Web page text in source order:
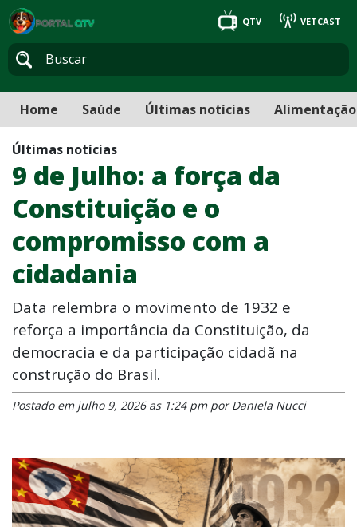
QTV VETCAST
Home Saúde Últimas notícias Alimentação
Últimas notícias
9 de Julho: a força da
Constituição e o
compromisso com a
cidadania
Data relembra o movimento de 1932 e
reforça a importância da Constituição, da
democracia e da participação cidadã na
construção do Brasil.
Postado em julho 9, 2026 as 1:24 pm por Daniela Nucci